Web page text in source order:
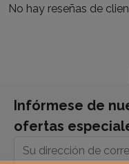
No hay reseñas de
Infórmese de
ofertas